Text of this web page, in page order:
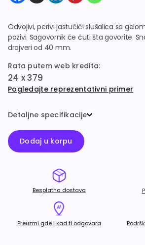
Odvojivi, perivi jastučići slušalica sa
pozivi. Sagovornik će čuti šta govorite.
drajveri od 40 mm.
Rata putem web kredita:
24 x 379
Pogledajte reprezentativni primer
Detaljne specifikacije
Dodaj u korpu
Besplatna dostava
Preuzmi gde i kad ti odgovara